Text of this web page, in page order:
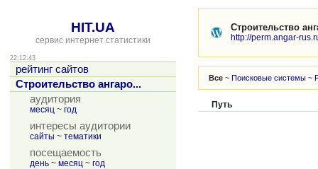
HIT.UA
сервис интернет статистики
22:12:43
рейтинг сайтов
Строительство ангаро...
аудитория
месяц ~ год
интересы аудитории
сайты ~ тематики
посещаемость
день ~ месяц ~ год
Строительство
http://perm.angar-
Все ~ Поисковые системы ~
Путь